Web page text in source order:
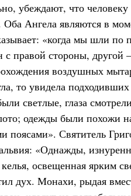
убеждают, что
Ангела являются в
«когда мы шли по
с правой стороны,
воздушных
то увидела
светлые, глаза
одежды были похожи
поясами». Святитель
«Однажды,
освещенная ярким
дух. Монахи, рыдая